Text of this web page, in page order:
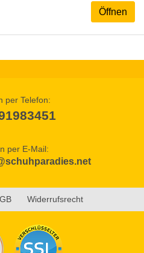
Öffnen
per Telefon:
per E-Mail:
Widerrufsrecht